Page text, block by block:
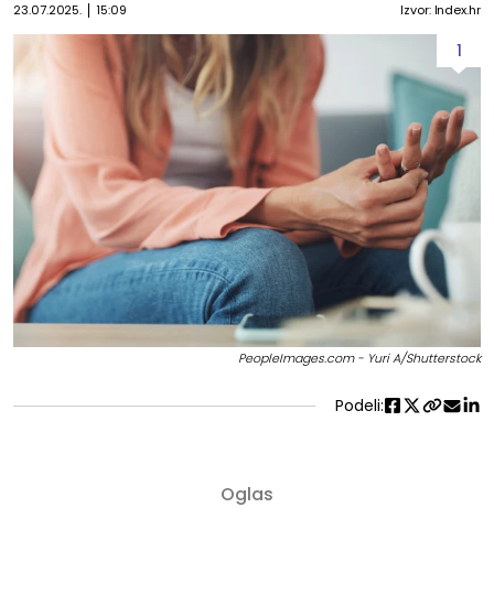
23.07.2025. 15:09 Izvor: Index.hr
1
PeopleImages.com - Yuri A/Shutterstock
Podeli: